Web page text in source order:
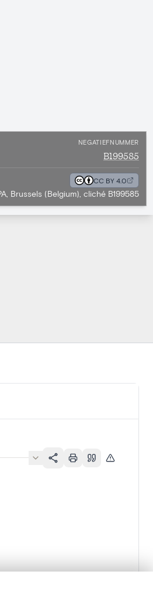
NEGATIEFNUMMER
B199585
CC BY 4.0
Brussels (Belgium), cliché B199585